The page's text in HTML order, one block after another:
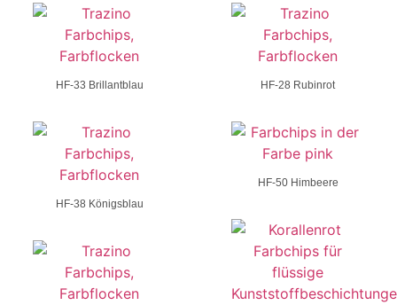
HF-33 Brillantblau
HF-38 Königsblau
HF-28 Rubinrot
HF-50 Himbeere